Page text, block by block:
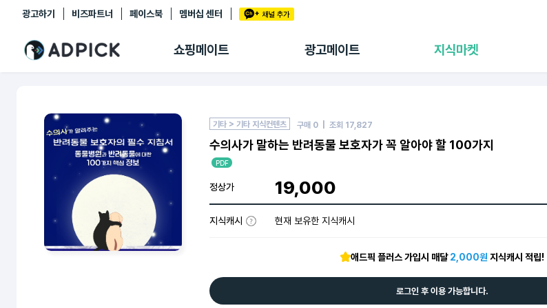
광고하기 비즈파트너 페이스북 멤버십 센터
쇼핑메이트 광고메이트 지식마켓
추천상품
쇼핑 에이전트
마이숍
광고리포트
기타 > 기타 지식컨텐츠 구매 0 | 조회 17,827
수의사가 말하는 반려동물 보호자가 꼭 알아야 할 100가지
PDF
정상가 19,000
지식캐시 현재 보유한 지식캐시
애드픽 플러스 가입시 매달2,000원 지식캐시 적립!
로그인 후 이용 가능합니다.